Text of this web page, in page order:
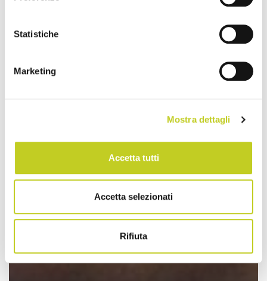
Statistiche
Marketing
Mostra dettagli
Accetta tutti
Accetta selezionati
Rifiuta